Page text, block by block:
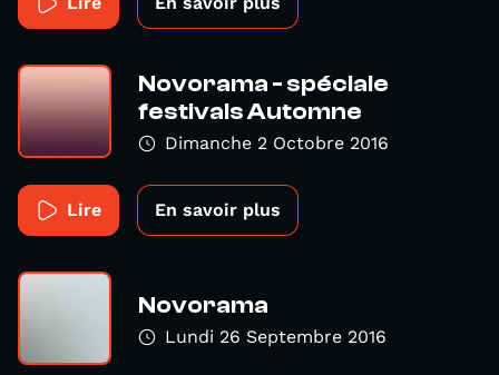
Novorama - spéciale
festivals Automne
Dimanche 2 Octobre 2016
Lire En savoir plus
Novorama
Lundi 26 Septembre 2016